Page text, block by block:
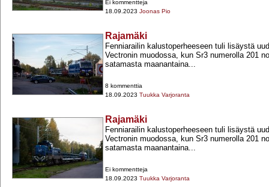
Ei kommentteja
18.09.2023 Joonas Pio
Rajamäki
Fenniarailin kalustoperheeseen tuli lisäystä
Vectronin muodossa, kun Sr3 numerolla 201
satamasta maanantaina...
8 kommenttia
18.09.2023 Tuukka Varjoranta
Rajamäki
Fenniarailin kalustoperheeseen tuli lisäystä
Vectronin muodossa, kun Sr3 numerolla 201
satamasta maanantaina...
Ei kommentteja
18.09.2023 Tuukka Varjoranta